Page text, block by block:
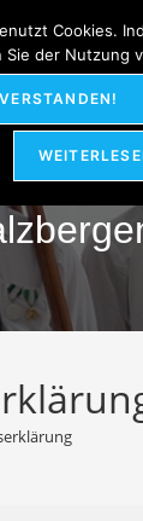
MENÜ
Cookies.
Sie der Nutzung